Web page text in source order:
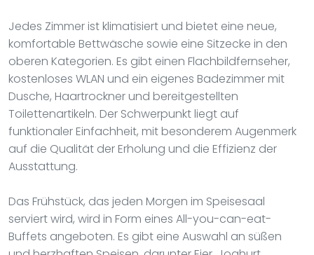
Jedes Zimmer ist klimatisiert und bietet eine neue,
komfortable Bettwäsche sowie eine Sitzecke in den
oberen Kategorien. Es gibt einen Flachbildfernseher,
kostenloses WLAN und ein eigenes Badezimmer mit
Dusche, Haartrockner und bereitgestellten
Toilettenartikeln. Der Schwerpunkt liegt auf
funktionaler Einfachheit, mit besonderem Augenmerk
auf die Qualität der Erholung und die Effizienz der
Ausstattung.
Das Frühstück, das jeden Morgen im Speisesaal
serviert wird, wird in Form eines All-you-can-eat-
Buffets angeboten. Es gibt eine Auswahl an süßen